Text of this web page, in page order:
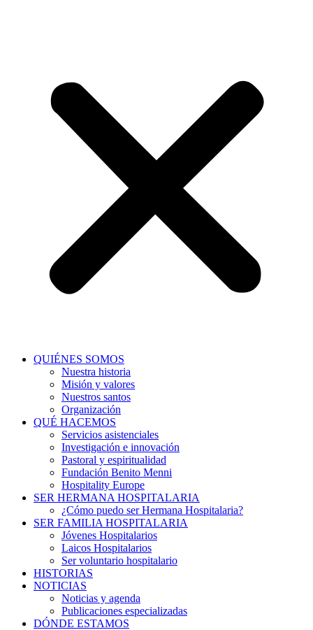
QUIÉNES SOMOS
Nuestra historia
Misión y valores
Nuestros santos
Organización
QUÉ HACEMOS
Servicios asistenciales
Investigación e innovación
Pastoral y espiritualidad
Fundación Benito Menni
Hospitality Europe
SER HERMANA HOSPITALARIA
¿Cómo puedo ser Hermana Hospitalaria?
SER FAMILIA HOSPITALARIA
Jóvenes Hospitalarios
Laicos Hospitalarios
Ser voluntario hospitalario
HISTORIAS
NOTICIAS
Noticias y agenda
Publicaciones especializadas
DÓNDE ESTAMOS